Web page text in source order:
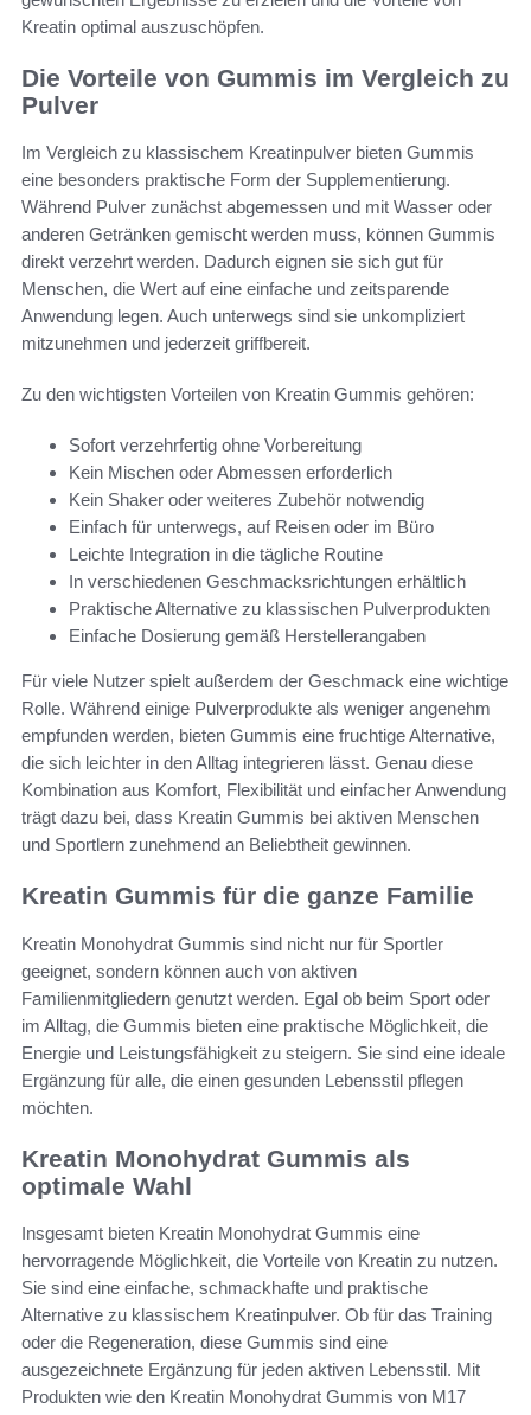
Kreatin optimal auszuschöpfen.
Die Vorteile von Gummis im Vergleich zu
Pulver
Im Vergleich zu klassischem Kreatinpulver bieten Gummis
eine besonders praktische Form der Supplementierung.
Während Pulver zunächst abgemessen und mit Wasser oder
anderen Getränken gemischt werden muss, können Gummis
direkt verzehrt werden. Dadurch eignen sie sich gut für
Menschen, die Wert auf eine einfache und zeitsparende
Anwendung legen. Auch unterwegs sind sie unkompliziert
mitzunehmen und jederzeit griffbereit.
Zu den wichtigsten Vorteilen von Kreatin Gummis gehören:
Sofort verzehrfertig ohne Vorbereitung
Kein Mischen oder Abmessen erforderlich
Kein Shaker oder weiteres Zubehör notwendig
Einfach für unterwegs, auf Reisen oder im Büro
Leichte Integration in die tägliche Routine
In verschiedenen Geschmacksrichtungen erhältlich
Praktische Alternative zu klassischen Pulverprodukten
Einfache Dosierung gemäß Herstellerangaben
Für viele Nutzer spielt außerdem der Geschmack eine wichtige
Rolle. Während einige Pulverprodukte als weniger angenehm
empfunden werden, bieten Gummis eine fruchtige Alternative,
die sich leichter in den Alltag integrieren lässt. Genau diese
Kombination aus Komfort, Flexibilität und einfacher Anwendung
trägt dazu bei, dass Kreatin Gummis bei aktiven Menschen
und Sportlern zunehmend an Beliebtheit gewinnen.
Kreatin Gummis für die ganze Familie
Kreatin Monohydrat Gummis sind nicht nur für Sportler
geeignet, sondern können auch von aktiven
Familienmitgliedern genutzt werden. Egal ob beim Sport oder
im Alltag, die Gummis bieten eine praktische Möglichkeit, die
Energie und Leistungsfähigkeit zu steigern. Sie sind eine ideale
Ergänzung für alle, die einen gesunden Lebensstil pflegen
möchten.
Kreatin Monohydrat Gummis als
optimale Wahl
Insgesamt bieten Kreatin Monohydrat Gummis eine
hervorragende Möglichkeit, die Vorteile von Kreatin zu nutzen.
Sie sind eine einfache, schmackhafte und praktische
Alternative zu klassischem Kreatinpulver. Ob für das Training
oder die Regeneration, diese Gummis sind eine
ausgezeichnete Ergänzung für jeden aktiven Lebensstil. Mit
Produkten wie den Kreatin Monohydrat Gummis von M17